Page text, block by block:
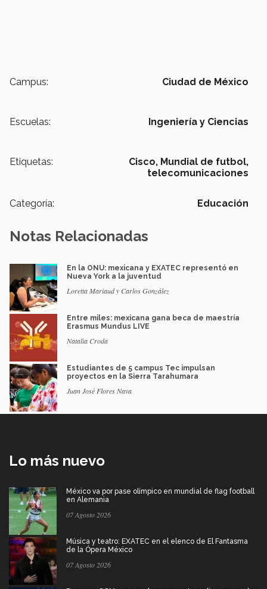
Campus: Ciudad de México
Escuelas: Ingeniería y Ciencias
Etiquetas: Cisco, Mundial de futbol,
telecomunicaciones
Categoría: Educación
Notas Relacionadas
En la ONU: mexicana y EXATEC representó en
Nueva York a la juventud
Loretta Mariaud y Carlos González
Entre miles: mexicana gana beca de maestría
Erasmus Mundus LIVE
Natalia Croda
Estudiantes de 5 campus Tec impulsan
proyectos en la Sierra Tarahumara
Juan José Flores Nava
Lo más nuevo
México va por pase olímpico en mundial de flag football
en Alemania
07 Agosto 2026
Música y teatro: EXATEC en el elenco de El Fantasma
de la Ópera México
07 Agosto 2026